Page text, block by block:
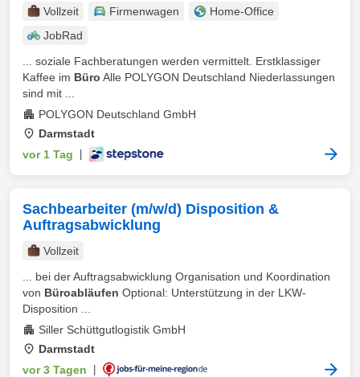
Vollzeit Firmenwagen
Home-Office
JobRad
... soziale Fachberatungen werden vermittelt. Erstklassiger
Kaffee im Büro Alle POLYGON Deutschland Niederlassungen
sind mit ...
POLYGON Deutschland GmbH
Darmstadt
vor 1 Tag
Sachbearbeiter (m/w/d) Disposition &
Auftragsabwicklung
Vollzeit
... bei der Auftragsabwicklung Organisation und Koordination
von Büroabläufen Optional: Unterstützung in der LKW-
Disposition ...
Siller Schüttgutlogistik GmbH
Darmstadt
vor 3 Tagen